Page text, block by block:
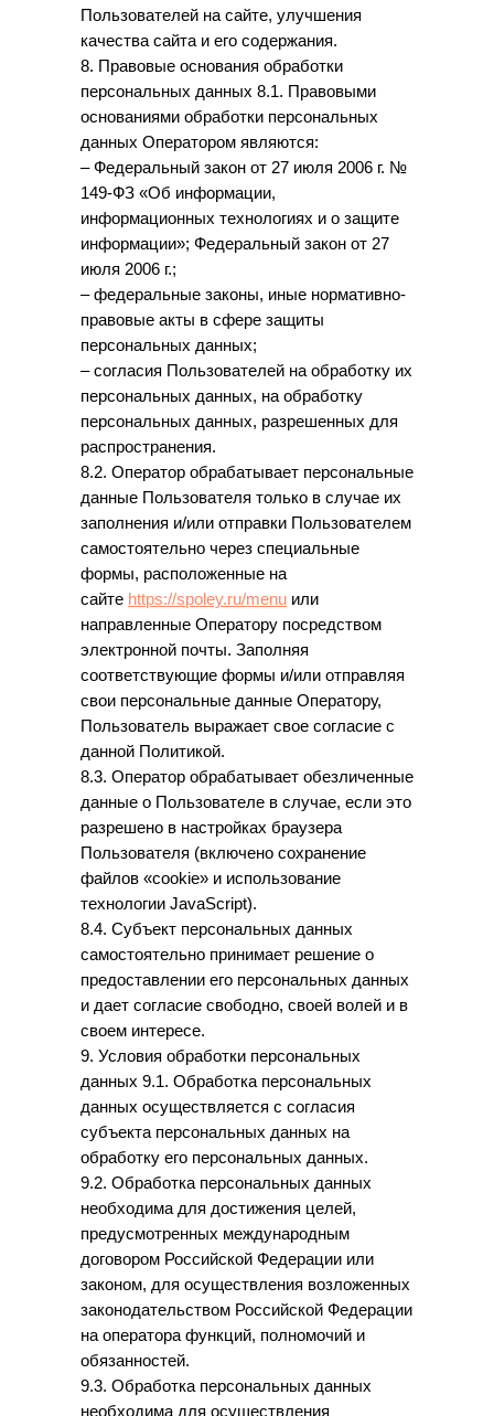
Пользователей на сайте, улучшения
качества сайта и его содержания.
8. Правовые основания обработки
персональных данных 8.1. Правовыми
основаниями обработки персональных
данных Оператором являются:
– Федеральный закон от 27 июля 2006 г. №
149-ФЗ «Об информации,
информационных технологиях и о защите
информации»; Федеральный закон от 27
июля 2006 г.;
– федеральные законы, иные нормативно-
правовые акты в сфере защиты
персональных данных;
– согласия Пользователей на обработку их
персональных данных, на обработку
персональных данных, разрешенных для
распространения.
8.2. Оператор обрабатывает персональные
данные Пользователя только в случае их
заполнения и/или отправки Пользователем
самостоятельно через специальные
формы, расположенные на
сайте https://spoley.ru/menu или
направленные Оператору посредством
электронной почты. Заполняя
соответствующие формы и/или отправляя
свои персональные данные Оператору,
Пользователь выражает свое согласие с
данной Политикой.
8.3. Оператор обрабатывает обезличенные
данные о Пользователе в случае, если это
разрешено в настройках браузера
Пользователя (включено сохранение
файлов «cookie» и использование
технологии JavaScript).
8.4. Субъект персональных данных
самостоятельно принимает решение о
предоставлении его персональных данных
и дает согласие свободно, своей волей и в
своем интересе.
9. Условия обработки персональных
данных 9.1. Обработка персональных
данных осуществляется с согласия
субъекта персональных данных на
обработку его персональных данных.
9.2. Обработка персональных данных
необходима для достижения целей,
предусмотренных международным
договором Российской Федерации или
законом, для осуществления возложенных
законодательством Российской Федерации
на оператора функций, полномочий и
обязанностей.
9.3. Обработка персональных данных
необходима для осуществления